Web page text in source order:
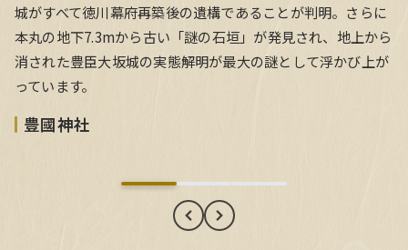
城がすべて徳川幕府再築後の遺構であることが判明。さらに
本丸の地下7.3mから古い「謎の石垣」が発見され、地上から
消された豊臣大坂城の実態解明が最大の謎として浮かび上が
っています。
豊國神社